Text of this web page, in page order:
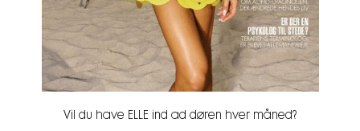
Vil du have ELLE ind ad døren hver måned?